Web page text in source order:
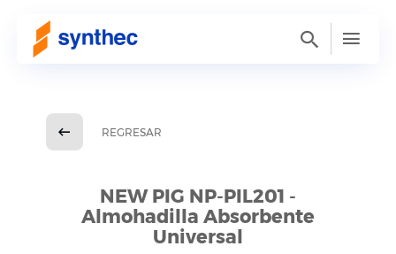
REGRESAR
NEW PIG NP-PIL201 -
Almohadilla Absorbente
Universal